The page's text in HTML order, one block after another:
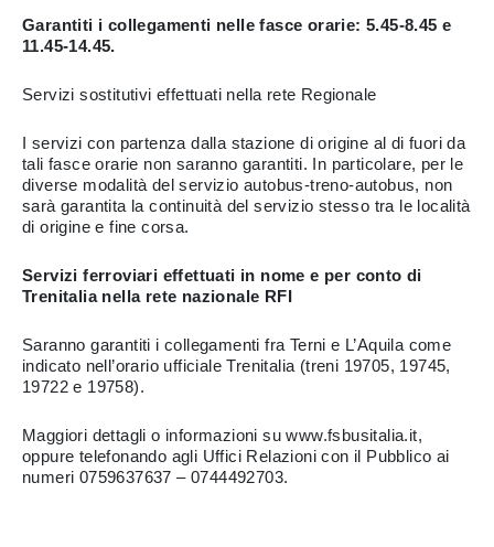
Garantiti i collegamenti nelle fasce orarie: 5.45-8.45 e
11.45-14.45.
Servizi sostitutivi effettuati nella rete Regionale
I servizi con partenza dalla stazione di origine al di fuori da
tali fasce orarie non saranno garantiti. In particolare, per le
diverse modalità del servizio autobus-treno-autobus, non
sarà garantita la continuità del servizio stesso tra le località
di origine e fine corsa.
Servizi ferroviari effettuati in nome e per conto di
Trenitalia nella rete nazionale RFI
Saranno garantiti i collegamenti fra Terni e L’Aquila come
indicato nell’orario ufficiale Trenitalia (treni 19705, 19745,
19722 e 19758).
Maggiori dettagli o informazioni su www.fsbusitalia.it,
oppure telefonando agli Uffici Relazioni con il Pubblico ai
numeri 0759637637 – 0744492703.